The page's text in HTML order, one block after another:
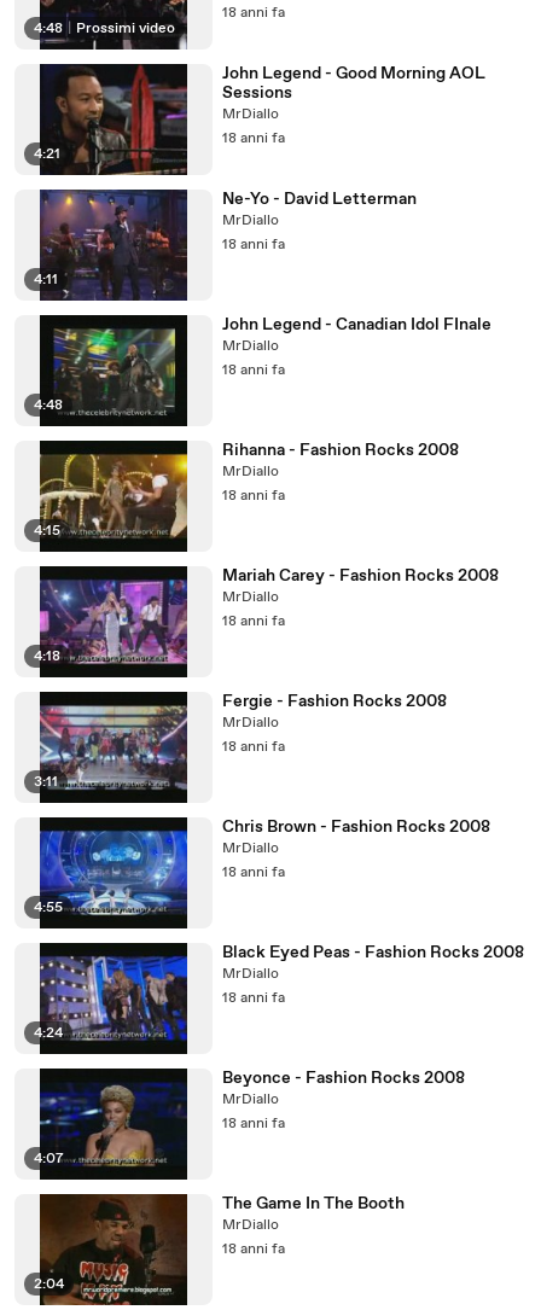
4:48 Prossimi video
18 anni fa
4:21
John Legend - Good Morning AOL
Sessions
MrDiallo
18 anni fa
4:11
Ne-Yo - David Letterman
MrDiallo
18 anni fa
4:48
John Legend - Canadian Idol FInale
MrDiallo
18 anni fa
4:15
Rihanna - Fashion Rocks 2008
MrDiallo
18 anni fa
4:18
Mariah Carey - Fashion Rocks 2008
MrDiallo
18 anni fa
3:11
Fergie - Fashion Rocks 2008
MrDiallo
18 anni fa
4:55
Chris Brown - Fashion Rocks 2008
MrDiallo
18 anni fa
4:24
Black Eyed Peas - Fashion Rocks 2008
MrDiallo
18 anni fa
4:07
Beyonce - Fashion Rocks 2008
MrDiallo
18 anni fa
2:04
The Game In The Booth
MrDiallo
18 anni fa